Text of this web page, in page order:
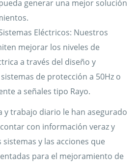
generar una mejor solución
Eléctricos: Nuestros
mejorar los niveles de
a través del diseño y
de protección a 50Hz o
a señales tipo Rayo.
y trabajo diario le han asegurado
con información veraz y
y las acciones que
para el mejoramiento de